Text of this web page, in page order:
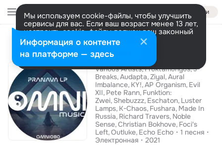
Войти
Мы используем cookie-файлы, чтобы улучшить
сервисы для вас. Если ваш возраст менее 13 лет,
настроить cookie-файлы должен ваш законный
представитель. Больше информации
Разрешить все Настроить
Pranava LP
Various Artists Fruktamungus J-
Breaks Audapta Ziyal Aural
Imbalance KY! AP Organism Evil
XII Pete Rann Funktion:
Zwei Shebuzzz Eschaton Luster
Lamps K-Chaos Fushara Made In
Russia Richard Travers Noble
Sense Christian Bokhove Foci's
Left Outluke Echo Echo 1 песня
Электронная
2021
Информация о контенте
на платформе — здесь